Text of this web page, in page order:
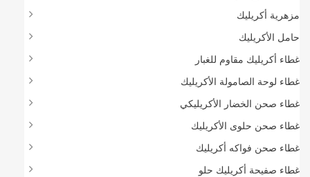
مزهرية أكريليك
حامل الأكريليك
غطاء أكريليك مقاوم للغبار
غطاء لوحة الصامولة الأكريليك
غطاء صحن الخضار الأكريليكي
غطاء صحن حلوى الأكريليك
غطاء صحن فواكه أكريليك
غطاء صفيحة أكريليك حلو